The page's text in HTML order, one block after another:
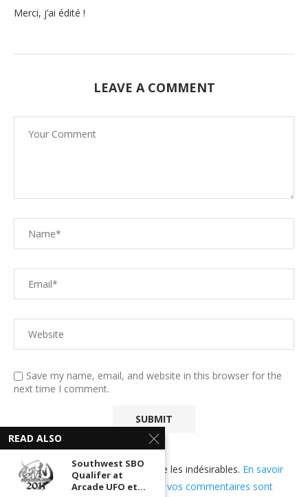
Merci, j’ai édité !
LEAVE A COMMENT
Save my name, email, and website in this browser for the
next time I comment.
Ce site utilise Akismet pour réduire les indésirables. En savoir
plus sur comment les données de vos commentaires sont
READ ALSO
Southwest SBO
Qualifer at
Arcade UFO et...